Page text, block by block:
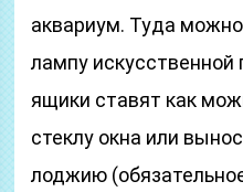
аквариум. Туда
лампу искусственной
ящики ставят как
стеклу окна или
лоджию